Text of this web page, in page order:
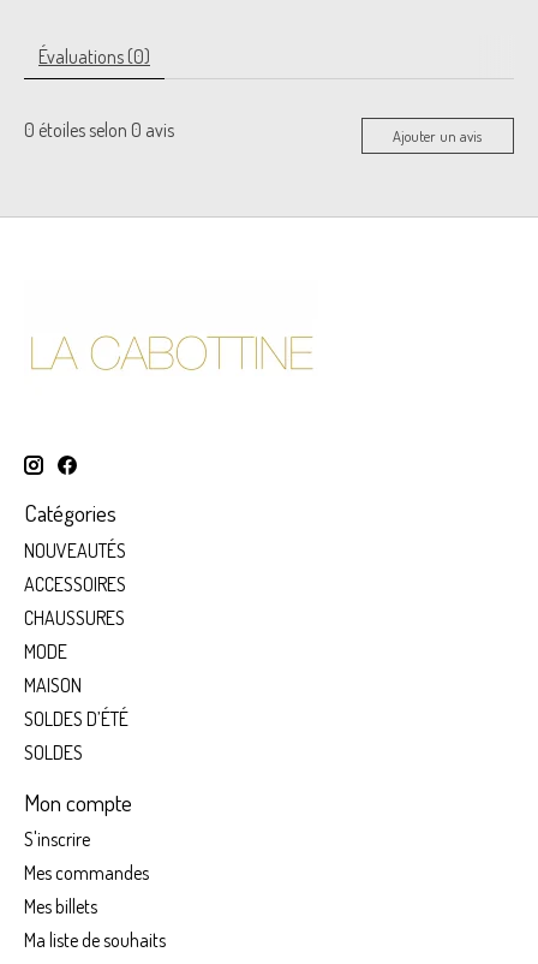
Évaluations (0)
0 étoiles selon 0 avis Ajouter un avis
Catégories
NOUVEAUTÉS
ACCESSOIRES
CHAUSSURES
MODE
MAISON
SOLDES D’ÉTÉ
SOLDES
Mon compte
S'inscrire
Mes commandes
Mes billets
Ma liste de souhaits